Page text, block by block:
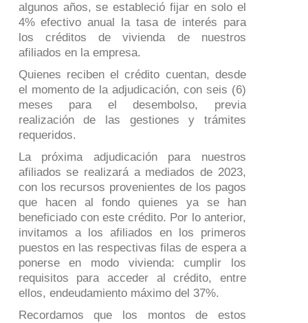
algunos años, se estableció fijar en solo el
4% efectivo anual la tasa de interés para
los créditos de vivienda de nuestros
afiliados en la empresa.
Quienes reciben el crédito cuentan, desde
el momento de la adjudicación, con seis (6)
meses para el desembolso, previa
realización de las gestiones y trámites
requeridos.
La próxima adjudicación para nuestros
afiliados se realizará a mediados de 2023,
con los recursos provenientes de los pagos
que hacen al fondo quienes ya se han
beneficiado con este crédito. Por lo anterior,
invitamos a los afiliados en los primeros
puestos en las respectivas filas de espera a
ponerse en modo vivienda: cumplir los
requisitos para acceder al crédito, entre
ellos, endeudamiento máximo del 37%.
Recordamos que los montos de estos